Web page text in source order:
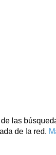
las
de la red.